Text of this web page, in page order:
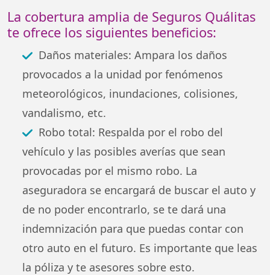
La cobertura amplia de Seguros Quálitas
te ofrece los siguientes beneficios:
Daños materiales: Ampara los daños
provocados a la unidad por fenómenos
meteorológicos, inundaciones, colisiones,
vandalismo, etc.
Robo total: Respalda por el robo del
vehículo y las posibles averías que sean
provocadas por el mismo robo. La
aseguradora se encargará de buscar el auto y
de no poder encontrarlo, se te dará una
indemnización para que puedas contar con
otro auto en el futuro. Es importante que leas
la póliza y te asesores sobre esto.